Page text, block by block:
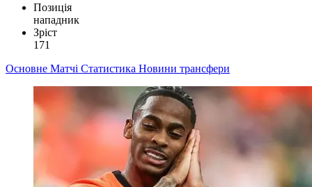
Позиція
нападник
Зріст
171
Основне Матчі Статистика Новини трансфери